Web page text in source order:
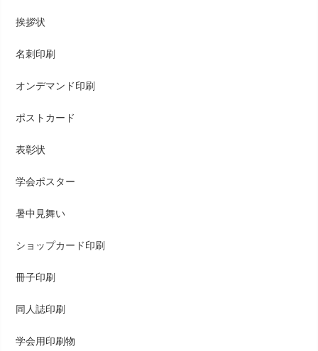
挨拶状
名刺印刷
オンデマンド印刷
ポストカード
表彰状
学会ポスター
暑中見舞い
ショップカード印刷
冊子印刷
同人誌印刷
学会用印刷物